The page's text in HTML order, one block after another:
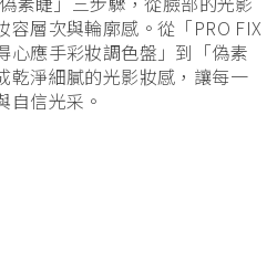
容層次與輪廓感。從「PRO FIX
心應手彩妝調色盤」到「偽素
乾淨細膩的光影妝感，讓每一
自信光采。